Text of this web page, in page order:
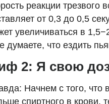
реакции
от 0,3 до 0,5
увеличиваться в
думаете, что ездить
2: Я свою
Начнем с того, что
спиртного в крови,